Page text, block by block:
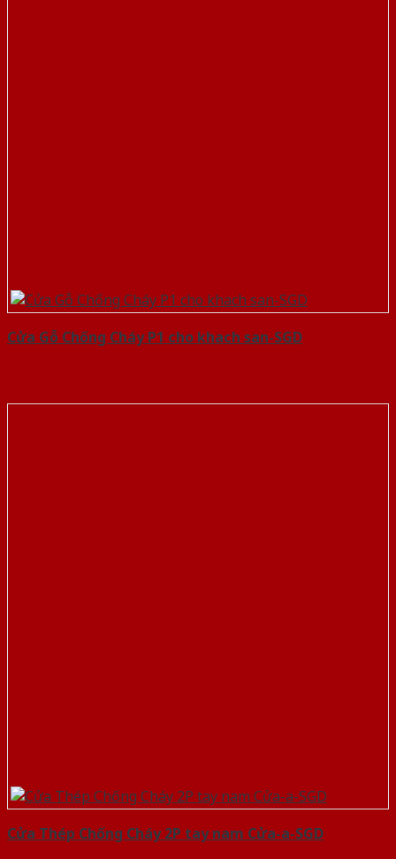
Cửa Gỗ Chống Cháy P1 cho khach san-SGD
Cửa Thép Chống Cháy 2P tay nam Cửa-a-SGD